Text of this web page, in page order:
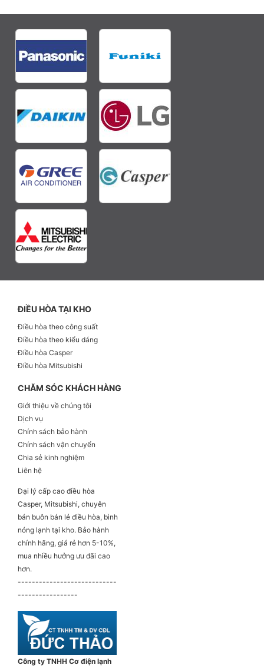
ĐIỀU HÒA TẠI KHO
Điều hòa theo công suất
Điều hòa theo kiểu dáng
Điều hòa Casper
Điều hòa Mitsubishi
CHĂM SÓC KHÁCH HÀNG
Giới thiệu về chúng tôi
Dịch vụ
Chính sách bảo hành
Chính sách vận chuyển
Chia sẻ kinh nghiệm
Liên hệ
Đại lý cấp cao điều hòa
Casper, Mitsubishi, chuyên
bán buôn bán lẻ điều hòa, bình
nóng lạnh tại kho. Bảo hành
chính hãng, giá rẻ hơn 5-10%,
mua nhiều hưởng ưu đãi cao
hơn.
----------------------------
-----------------
Công ty TNHH Cơ điện lạnh